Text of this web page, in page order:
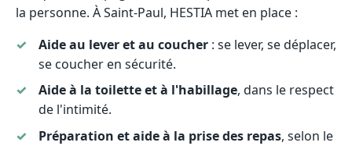
la personne. À Saint-Paul, HESTIA met en place :
Aide au lever et au coucher: se lever, se déplacer,
se coucher en sécurité.
Aide à la toilette et à l'habillage, dans le respect
de l'intimité.
Préparation et aide à la prise des repas, selon le